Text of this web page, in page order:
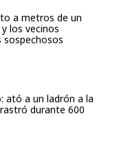
a metros de un
los vecinos
sospechosos
ató a un ladrón a la
durante 600